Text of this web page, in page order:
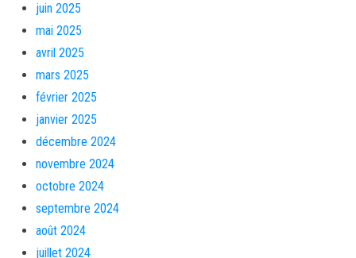
juin 2025
mai 2025
avril 2025
mars 2025
février 2025
janvier 2025
décembre 2024
novembre 2024
octobre 2024
septembre 2024
août 2024
juillet 2024